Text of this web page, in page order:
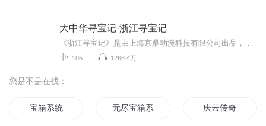
大中华寻宝记·浙江寻宝记
105 1268.4万
您是不是在找：
宝箱系统 无尽宝箱系统 庆云传奇